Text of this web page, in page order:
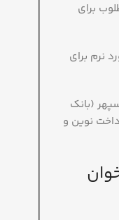
برای
نرم برای
(بانک
نوین و